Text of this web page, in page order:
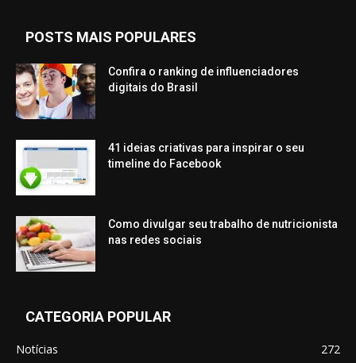
POSTS MAIS POPULARES
Confira o ranking de influenciadores
digitais do Brasil
41 ideias criativas para inspirar o seu
timeline do Facebook
Como divulgar seu trabalho de nutricionista
nas redes sociais
CATEGORIA POPULAR
Notícias
272